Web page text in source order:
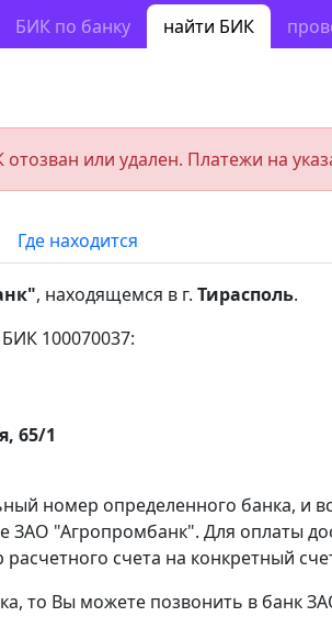
БИК по банку найти БИК
или удален. Платежи на
Где находится
, находящемся в г. Тирасполь.
100070037:
65/1
номер определенного банка, и
ЗАО "Агропромбанк". Для оплаты
счета на конкретный
то Вы можете позвонить в банк